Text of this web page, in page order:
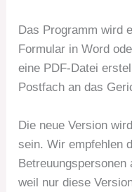
Das Programm wird
Formular in Word
eine PDF-Datei
Postfach an das
Die neue Version
sein. Wir empfehlen
Betreuungspersonen
weil nur diese